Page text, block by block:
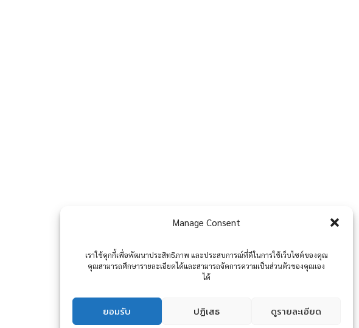
Manage Consent
เราใช้คุกกี้เพื่อพัฒนาประสิทธิภาพ และประสบการณ์ที่ดีในการใช้เว็บไซต์ของคุณ
คุณสามารถศึกษารายละเอียดได้และสามารถจัดการความเป็นส่วนตัวของคุณเอง
ได้
ยอมรับ ปฏิเสธ ดูรายละเอียด